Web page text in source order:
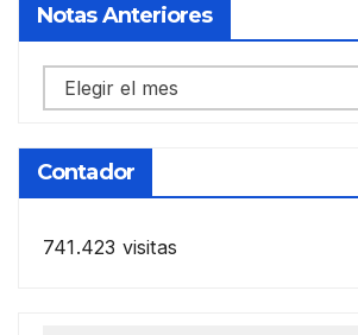
Notas Anteriores
Notas
anteriores
Contador
741.423 visitas